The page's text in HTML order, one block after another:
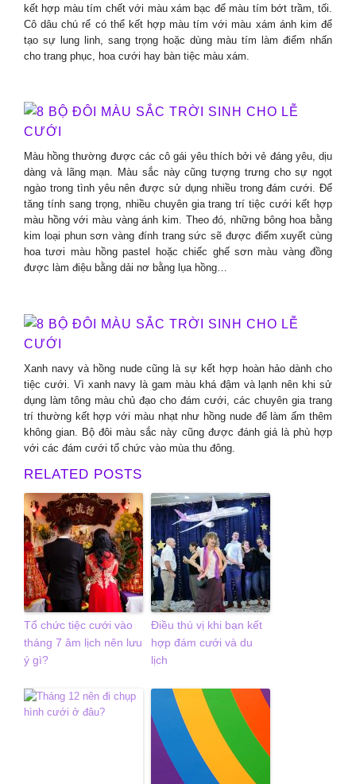
kết hợp màu tím chết với màu xám bạc để màu tím bớt trầm, tối.
Cô dâu chú rể có thể kết hợp màu tím với màu xám ánh kim để
tạo sự lung linh, sang trọng hoặc dùng màu tím làm điểm nhấn
cho trang phục, hoa cưới hay bàn tiệc màu xám.
Màu hồng thường được các cô gái yêu thích bởi vẻ đáng yêu, dịu
dàng và lãng mạn. Màu sắc này cũng tượng trưng cho sự ngọt
ngào trong tình yêu nên được sử dụng nhiều trong đám cưới. Để
tăng tính sang trọng, nhiều chuyên gia trang trí tiệc cưới kết hợp
màu hồng với màu vàng ánh kim. Theo đó, những bông hoa bằng
kim loại phun sơn vàng đính trang sức sẽ được điểm xuyết cùng
hoa tươi màu hồng pastel hoặc chiếc ghế sơn màu vàng đồng
được làm điệu bằng dải nơ bằng lụa hồng…
Xanh navy và hồng nude cũng là sự kết hợp hoàn hảo dành cho
tiệc cưới. Vì xanh navy là gam màu khá đậm và lạnh nên khi sử
dụng làm tông màu chủ đạo cho đám cưới, các chuyên gia trang
trí thường kết hợp với màu nhạt như hồng nude để làm ấm thêm
không gian. Bộ đôi màu sắc này cũng được đánh giá là phù hợp
với các đám cưới tổ chức vào mùa thu đông.
RELATED POSTS
Tổ chức tiệc cưới vào
tháng 7 âm lịch nên lưu
ý gì?
Điều thú vị khi bạn kết
hợp đám cưới và du
lịch